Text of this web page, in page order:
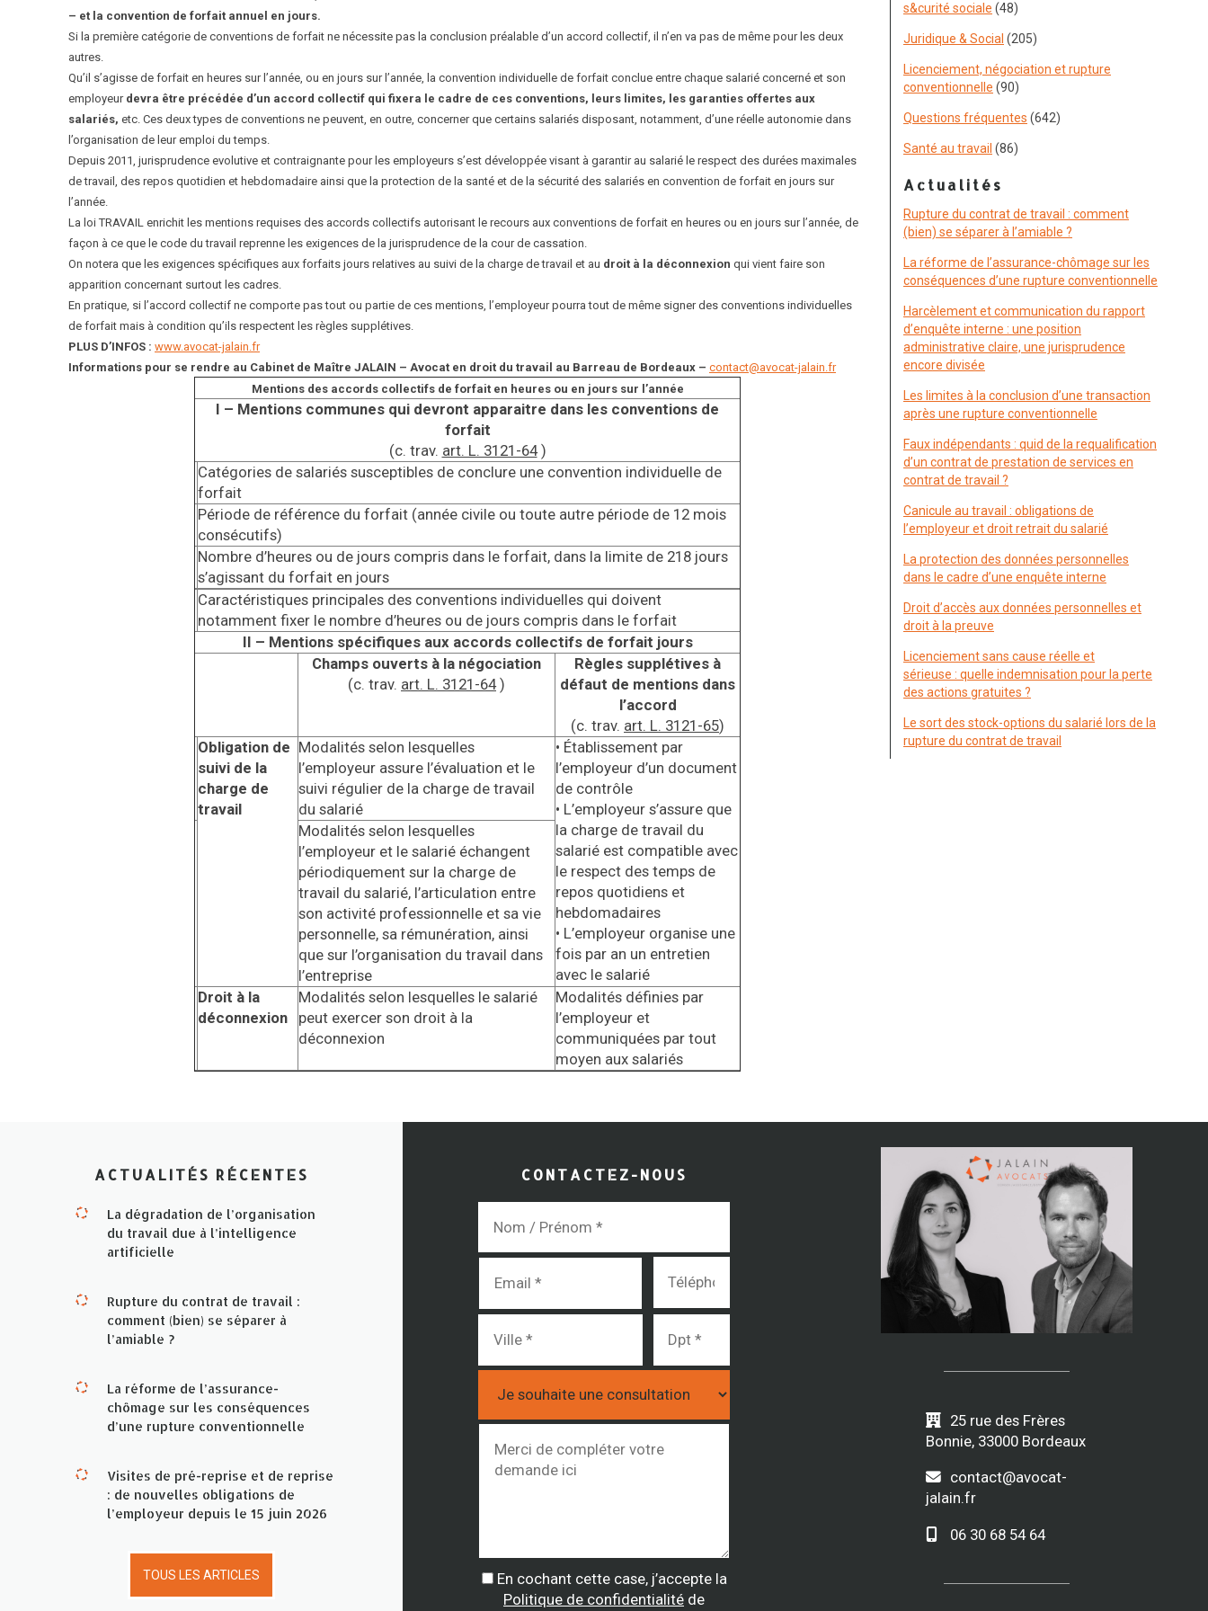
– et la convention de forfait annuel en jours.
Si la première catégorie de conventions de forfait ne nécessite pas la conclusion préalable d’un accord collectif, il n’en va pas de même pour les deux
autres.
Qu’il s’agisse de forfait en heures sur l’année, ou en jours sur l’année, la convention individuelle de forfait conclue entre chaque salarié concerné et son
employeur devra être précédée d’un accord collectif qui fixera le cadre de ces conventions, leurs limites, les garanties offertes aux
salariés, etc. Ces deux types de conventions ne peuvent, en outre, concerner que certains salariés disposant, notamment, d’une réelle autonomie dans
l’organisation de leur emploi du temps.
Depuis 2011, jurisprudence evolutive et contraignante pour les employeurs s’est développée visant à garantir au salarié le respect des durées maximales
de travail, des repos quotidien et hebdomadaire ainsi que la protection de la santé et de la sécurité des salariés en convention de forfait en jours sur
l’année.
La loi TRAVAIL enrichit les mentions requises des accords collectifs autorisant le recours aux conventions de forfait en heures ou en jours sur l’année, de
façon à ce que le code du travail reprenne les exigences de la jurisprudence de la cour de cassation.
On notera que les exigences spécifiques aux forfaits jours relatives au suivi de la charge de travail et au droit à la déconnexion qui vient faire son
apparition concernant surtout les cadres.
En pratique, si l’accord collectif ne comporte pas tout ou partie de ces mentions, l’employeur pourra tout de même signer des conventions individuelles
de forfait mais à condition qu’ils respectent les règles supplétives.
PLUS D’INFOS : www.avocat-jalain.fr
Informations pour se rendre au Cabinet de Maître JALAIN – Avocat en droit du travail au Barreau de Bordeaux – contact@avocat-jalain.fr
Mentions des accords collectifs de forfait en heures ou en jours sur l’année
I – Mentions communes qui devront apparaitre dans les conventions de
forfait
(c. trav. art. L. 3121-64)
Catégories de salariés susceptibles de conclure une convention individuelle de
forfait
Période de référence du forfait (année civile ou toute autre période de 12 mois
consécutifs)
Nombre d’heures ou de jours compris dans le forfait, dans la limite de 218 jours
s’agissant du forfait en jours
Caractéristiques principales des conventions individuelles qui doivent
notamment fixer le nombre d’heures ou de jours compris dans le forfait
II – Mentions spécifiques aux accords collectifs de forfait jours
Champs ouverts à la négociation
(c. trav. art. L. 3121-64)
Règles supplétives à
défaut de mentions dans
l’accord
(c. trav. art. L. 3121-65)
Obligation de
suivi de la
charge de
travail
Modalités selon lesquelles
l’employeur assure l’évaluation et le
suivi régulier de la charge de travail
du salarié
• Établissement par
l’employeur d’un document
de contrôle
• L’employeur s’assure que
la charge de travail du
salarié est compatible avec
le respect des temps de
repos quotidiens et
hebdomadaires
• L’employeur organise une
fois par an un entretien
avec le salarié
Modalités selon lesquelles
l’employeur et le salarié échangent
périodiquement sur la charge de
travail du salarié, l’articulation entre
son activité professionnelle et sa vie
personnelle, sa rémunération, ainsi
que sur l’organisation du travail dans
l’entreprise
Droit à la
déconnexion
Modalités selon lesquelles le salarié
peut exercer son droit à la
déconnexion
Modalités définies par
l’employeur et
communiquées par tout
moyen aux salariés
s&curité sociale (48)
Juridique & Social (205)
Licenciement, négociation et rupture
conventionnelle (90)
Questions fréquentes (642)
Santé au travail (86)
Actualités
Rupture du contrat de travail : comment
(bien) se séparer à l’amiable ?
La réforme de l’assurance-chômage sur les
conséquences d’une rupture conventionnelle
Harcèlement et communication du rapport
d’enquête interne : une position
administrative claire, une jurisprudence
encore divisée
Les limites à la conclusion d’une transaction
après une rupture conventionnelle
Faux indépendants : quid de la requalification
d’un contrat de prestation de services en
contrat de travail ?
Canicule au travail : obligations de
l’employeur et droit retrait du salarié
La protection des données personnelles
dans le cadre d’une enquête interne
Droit d’accès aux données personnelles et
droit à la preuve
Licenciement sans cause réelle et
sérieuse : quelle indemnisation pour la perte
des actions gratuites ?
Le sort des stock-options du salarié lors de la
rupture du contrat de travail
ACTUALITÉS RÉCENTES
La dégradation de l’organisation
du travail due à l’intelligence
artificielle
Rupture du contrat de travail :
comment (bien) se séparer à
l’amiable ?
La réforme de l’assurance-
chômage sur les conséquences
d’une rupture conventionnelle
Visites de pré-reprise et de reprise
: de nouvelles obligations de
l’employeur depuis le 15 juin 2026
TOUS LES ARTICLES
CONTACTEZ-NOUS
En cochant cette case, j’accepte la
Politique de confidentialité de
25 rue des Frères
Bonnie, 33000 Bordeaux
contact@avocat-
jalain.fr
06 30 68 54 64